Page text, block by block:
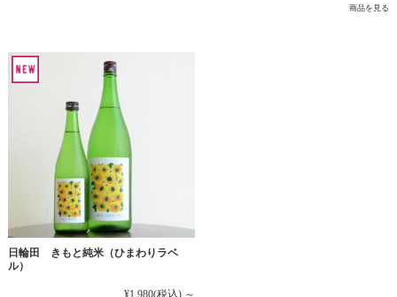
商品を見る
日輪田 きもと純米（ひまわりラベ
ル）